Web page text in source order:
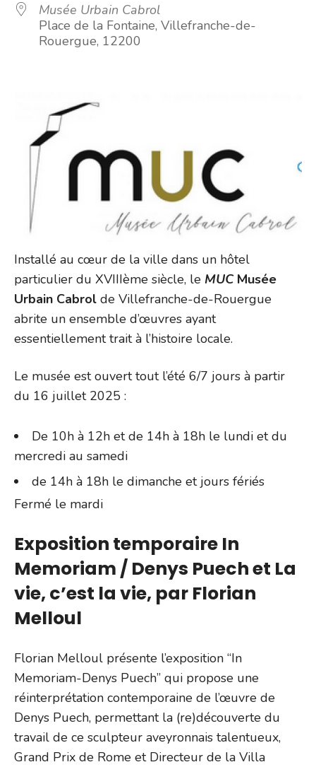
Musée Urbain Cabrol
Place de la Fontaine, Villefranche-de-
Rouergue, 12200
Installé au cœur de la ville dans un hôtel
particulier du XVIIIème siècle, le MUCMusée
Urbain Cabrol de Villefranche-de-Rouergue
abrite un ensemble d’œuvres ayant
essentiellement trait à l’histoire locale.
Le musée est ouvert tout l’été 6/7 jours à partir
du 16 juillet 2025 :
De 10h à 12h et de 14h à 18h le lundi et du
mercredi au samedi
de 14h à 18h le dimanche et jours fériés
Fermé le mardi
Exposition temporaire In
Memoriam / Denys Puech et La
vie, c’est la vie, par Florian
Melloul
Florian Melloul présente l’exposition “In
Memoriam-Denys Puech” qui propose une
réinterprétation contemporaine de l’œuvre de
Denys Puech, permettant la (re)découverte du
travail de ce sculpteur aveyronnais talentueux,
Grand Prix de Rome et Directeur de la Villa